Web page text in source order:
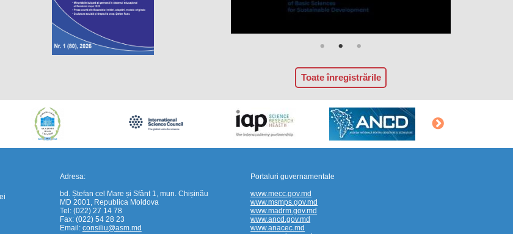
Toate înregistrările
Adresa:
bd. Ștefan cel Mare și Sfânt 1, mun. Chișinău
MD 2001, Republica Moldova
Tel: (022) 27 14 78
Fax: (022) 54 28 23
Email: consiliu@asm.md
Portaluri guvernamentale
www.mecc.gov.md
www.msmps.gov.md
www.madrm.gov.md
www.ancd.gov.md
www.anacec.md